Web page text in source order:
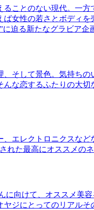
ことのない現代。一
女性の若さとボディ
迫る新たなグラビア企
そして景色。気持ち
な恋するふたりの大
エレクトロニクスな
れた最高にオススメの
に向けて、オススメ美
ジにとってのリアルそ